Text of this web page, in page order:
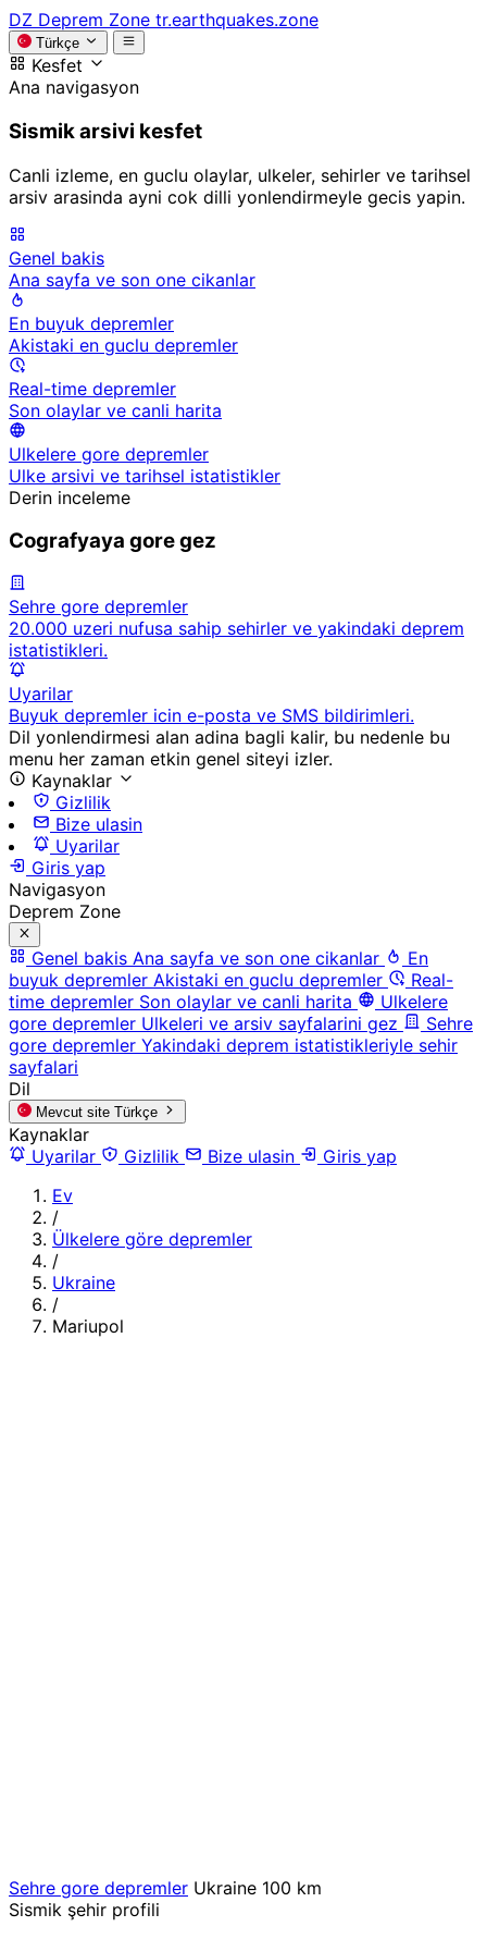
DZ Deprem Zone tr.earthquakes.zone
Türkçe
Kesfet
Ana navigasyon
Sismik arsivi kesfet
Canli izleme, en guclu olaylar, ulkeler, sehirler ve tarihsel
arsiv arasinda ayni cok dilli yonlendirmeyle gecis yapin.
Genel bakis
Ana sayfa ve son one cikanlar
En buyuk depremler
Akistaki en guclu depremler
Real-time depremler
Son olaylar ve canli harita
Ulkelere gore depremler
Ulke arsivi ve tarihsel istatistikler
Derin inceleme
Cografyaya gore gez
Sehre gore depremler
20.000 uzeri nufusa sahip sehirler ve yakindaki deprem
istatistikleri.
Uyarilar
Buyuk depremler icin e-posta ve SMS bildirimleri.
Dil yonlendirmesi alan adina bagli kalir, bu nedenle bu
menu her zaman etkin genel siteyi izler.
Kaynaklar
Gizlilik
Bize ulasin
Uyarilar
Giris yap
Navigasyon
Deprem Zone
Genel bakis Ana sayfa ve son one cikanlar
En
buyuk depremler Akistaki en guclu depremler
Real-
time depremler Son olaylar ve canli harita
Ulkelere
gore depremler Ulkeleri ve arsiv sayfalarini gez
Sehre
gore depremler Yakindaki deprem istatistikleriyle sehir
sayfalari
Dil
Mevcut site Türkçe
Kaynaklar
Uyarilar
Gizlilik Bize ulasin
Giris yap
Ev
/
Ülkelere göre depremler
/
Ukraine
/
Mariupol
Sehre gore depremler Ukraine 100 km
Sismik şehir profili